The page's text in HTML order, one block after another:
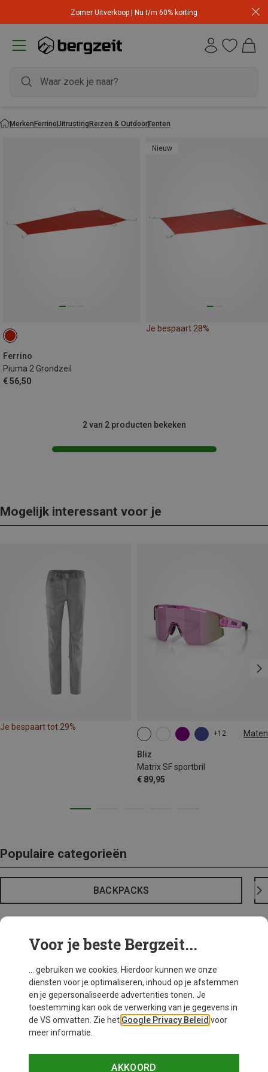
Zomer Uitverkoop | Nu t/m 60% korting
MerkenFerrinoUitrustingReizen & OutdoorTenten
Ferrino
Piuma 2 Grondzeil
€ 56,50
Nieuw
Je bespaart 28%
2 van 2 producten bekeken
Mogelijk interessant voor je
Je bespaart tot 29%
+12 Maten
Bliz
Matrix SF sportbril
€ 89,95
ONE SIZE
Populaire categorieën
BACKPACKS
Voor je beste Bergzeit...
... gebruiken we cookies. Hierdoor kunnen we onze
diensten voor je optimaliseren, inhoud op je afstemmen
en je gepersonaliseerde advertenties tonen. Je
toestemming kan ook de verwerking van je gegevens in
de VS omvatten. Zie het Google Privacy Beleid voor
meer informatie.
AKKOORD